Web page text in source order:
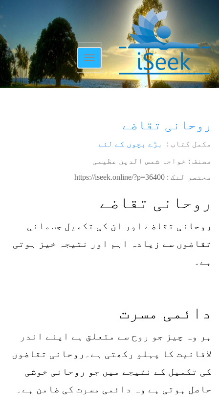
Toggle
navigation
روحانی تقاضے
مکمل کتاب : بڑے بچوں کے لئے
مصنف : خواجہ شمس الدین عظیمی
مختصر لنک : https://iseek.online/?p=36400
روحانی تقاضے
روحانی تقاضے اور ان کی تکمیل جسمانی
تقاضوں سے زیادہ اہم اور نتیجہ خیز ہوتی
ہے۔
دائمی مسرت
ہر وہ چیز جو روح سے متعلق ہے اپنے اندر
لافانیت کا پہلو رکھتی ہے۔روحانی تقاضوں
کی تکمیل کے نتیجے میں جو روحانی خوشی
حاصل ہوتی ہے وہ دائمی مسرت کی ضامن ہے۔